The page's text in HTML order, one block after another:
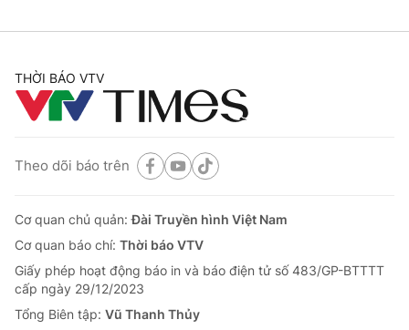
THỜI BÁO VTV
Theo dõi báo trên
Cơ quan chủ quản:Đài Truyền hình Việt Nam
Cơ quan báo chí: Thời báo VTV
Giấy phép hoạt động báo in và báo điện tử số 483/GP-BTTTT
cấp ngày 29/12/2023
Tổng Biên tập: Vũ Thanh Thủy